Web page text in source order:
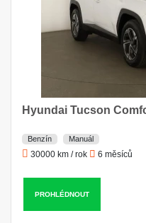
Hyundai Tucson
Benzín Manuál
30000 km / rok 6 měsíců
PROHLÉDNOUT